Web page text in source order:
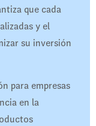
que cada
y el
su inversión
para empresas
en la